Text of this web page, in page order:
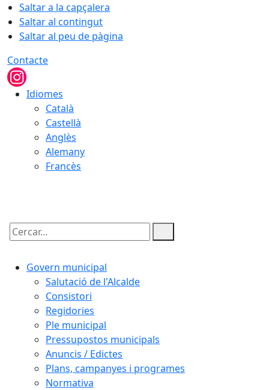
Saltar a la capçalera
Saltar al contingut
Saltar al peu de pàgina
Contacte
Idiomes
Català
Castellà
Anglès
Alemany
Francès
Cercar:
Govern municipal
Salutació de l'Alcalde
Consistori
Regidories
Ple municipal
Pressupostos municipals
Anuncis / Edictes
Plans, campanyes i programes
Normativa